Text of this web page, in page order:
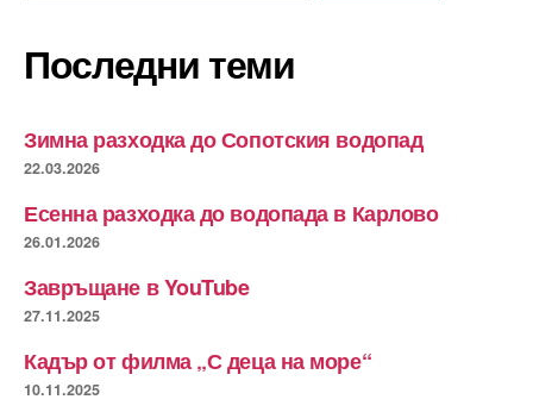
Последни теми
Зимна разходка до Сопотския водопад
22.03.2026
Есенна разходка до водопада в Карлово
26.01.2026
Завръщане в YouTube
27.11.2025
Кадър от филма „С деца на море“
10.11.2025